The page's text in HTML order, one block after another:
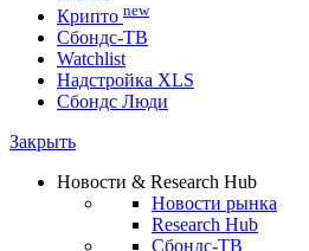
Кривые доходности
ЦФА
Best bid/ask
Золото
Крипто new
Watchlist
Сбондс Люди